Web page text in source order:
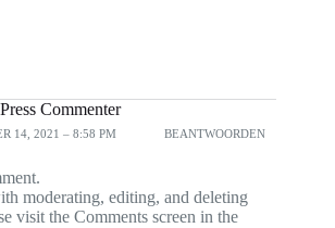
Commenter
14, 2021 – 8:58 PM BEANTWOORDEN
moderating, editing, and deleting
visit the Comments screen in the